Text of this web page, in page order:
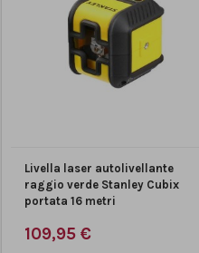
530 nm
Livella laser autolivellante
raggio verde Stanley Cubix
portata 16 metri
109,95 €